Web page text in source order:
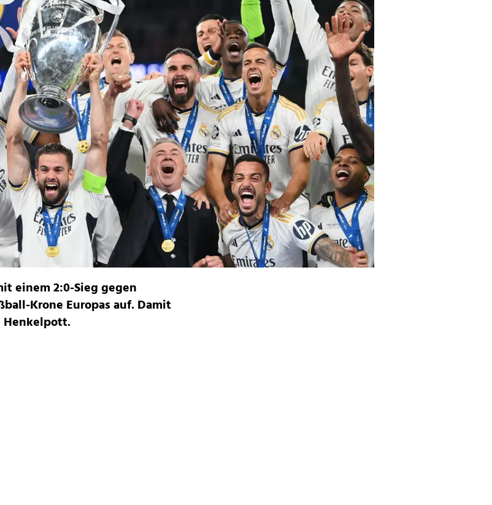
einem 2:0-Sieg gegen
Krone Europas auf. Damit
Henkelpott.